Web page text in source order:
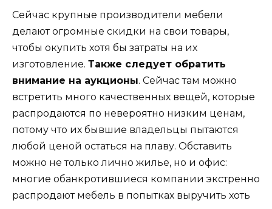
Сейчас крупные производители мебели
делают огромные скидки на свои товары,
чтобы окупить хотя бы затраты на их
изготовление. Также следует обратить
внимание на аукционы. Сейчас там можно
встретить много качественных вещей, которые
распродаются по невероятно низким ценам,
потому что их бывшие владельцы пытаются
любой ценой остаться на плаву. Обставить
можно не только лично жилье, но и офис:
многие обанкротившиеся компании экстренно
распродают мебель в попытках выручить хоть